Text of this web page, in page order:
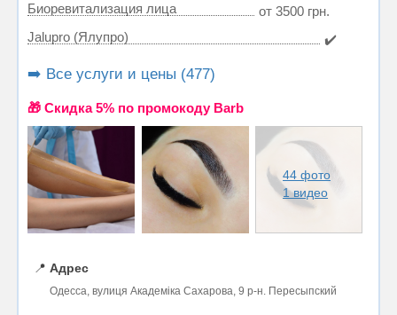
Биоревитализация лица
от 3500 грн.
Jalupro (Ялупро)
✔️
➡️ Все услуги и цены (477)
🎁 Cкидка 5% по промокоду Barb
44 фото
1 видео
📍 Адрес
Одесса, вулиця Академіка Сахарова, 9 р-н. Пересыпский